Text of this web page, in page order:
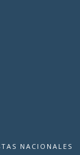
NACIONALES